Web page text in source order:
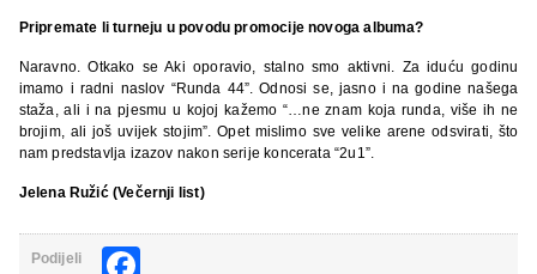
Pripremate li turneju u povodu promocije novoga albuma?
Naravno. Otkako se Aki oporavio, stalno smo aktivni. Za iduću godinu
imamo i radni naslov “Runda 44”. Odnosi se, jasno i na godine našega
staža, ali i na pjesmu u kojoj kažemo “…ne znam koja runda, više ih ne
brojim, ali još uvijek stojim”. Opet mislimo sve velike arene odsvirati, što
nam predstavlja izazov nakon serije koncerata “2u1”.
Jelena Ružić (Večernji list)
Podijeli